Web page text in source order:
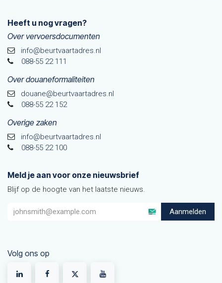
Heeft u nog vragen?
Over vervoersdocumenten
info@beurtvaartadres.nl
088-55 22 111
Over douaneformaliteiten
douane@beurtvaarta​dres.nl
088-55 22 152
Overige zaken
info@beurtvaartadres.nl
088-55 22 100
Meld je aan voor onze nieuwsbrief
Blijf op de hoogte van het laatste nieuws.
Aanmelden
Volg ons op